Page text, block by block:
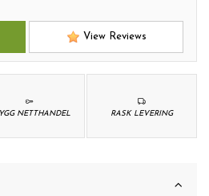
View Reviews
RASK LEVERING
NETTHANDEL